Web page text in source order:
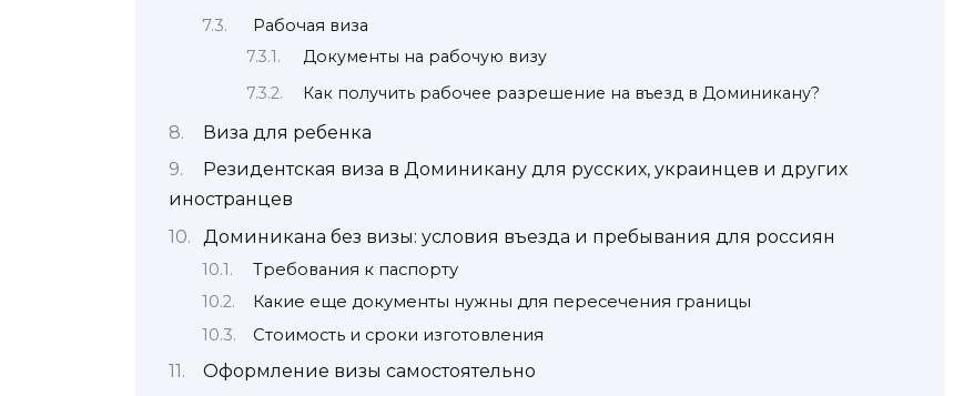
Рабочая виза
Документы на рабочую визу
Как получить рабочее разрешение на въезд в Доминикану?
Виза для ребенка
Резидентская виза в Доминикану для русских, украинцев и других
иностранцев
Доминикана без визы: условия въезда и пребывания для россиян
Требования к паспорту
Какие еще документы нужны для пересечения границы
Стоимость и сроки изготовления
Оформление визы самостоятельно